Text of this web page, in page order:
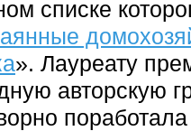
списке
». Лауреату
авторскую